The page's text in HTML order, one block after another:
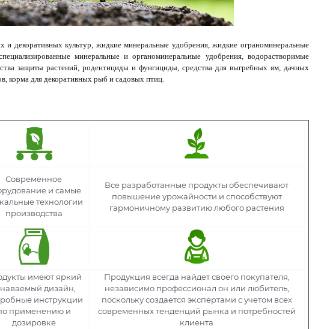
декоративных культур, жидкие минеральные удобрения, жидкие ограноминеральные
минеральные и органоминеральные удобрения, водорастворимые
защиты растений, родентициды и фунгициды, средства для выгребных ям, дачных
корма для декоративных рыб и садовых птиц.
Современное
и самые
технологии
производства
Все разработанные продукты обеспечивают
повышение урожайности и способствуют
гармоничному развитию любого растения
имеют яркий
дизайн,
инструкции
применению и
дозировке
Продукция всегда найдет своего покупателя,
независимо профессионал он или любитель,
поскольку создается экспертами с учетом всех
современных тенденций рынка и потребностей
клиента